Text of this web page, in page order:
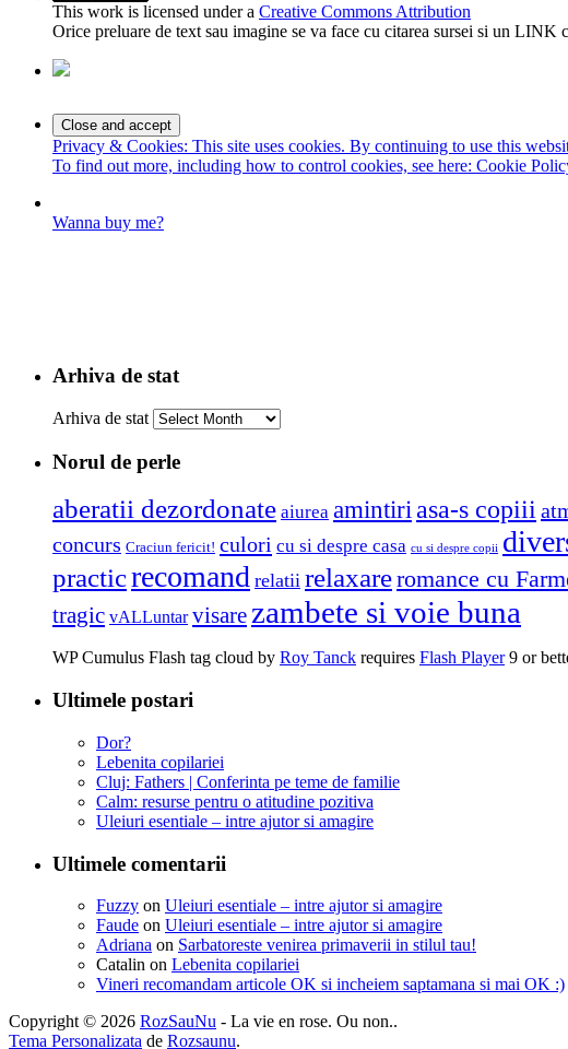
This work is licensed under a Creative Commons Attribution
Orice preluare de text sau imagine se va face cu citarea sursei si un LINK
Privacy & Cookies: This site uses cookies. By continuing to use this
To find out more, including how to control cookies, see here: Cookie
Wanna buy me?
Arhiva de stat
Arhiva de stat
Norul de perle
aberatii dezordonate aiurea amintiriasa-s copiii
concurs Craciun fericit! culori cu si despre casa cu si despre copii
practicrecomand relatii relaxareromance cu
tragic vALLuntar visarezambete si voie buna
WP Cumulus Flash tag cloud by Roy Tanck requires Flash Player9 or
Ultimele postari
Dor?
Lebenita copilariei
Cluj: Fathers | Conferinta pe teme de familie
Calm: resurse pentru o atitudine pozitiva
Uleiuri esentiale – intre ajutor si amagire
Ultimele comentarii
Fuzzy on Uleiuri esentiale – intre ajutor si amagire
Faude on Uleiuri esentiale – intre ajutor si amagire
Adriana on Sarbatoreste venirea primaverii in stilul tau!
Catalin on Lebenita copilariei
Vineri recomandam articole OK si incheiem saptamana si mai OK :)
Copyright © 2026 RozSauNu - La vie en rose. Ou non..
Tema Personalizata de Rozsaunu.